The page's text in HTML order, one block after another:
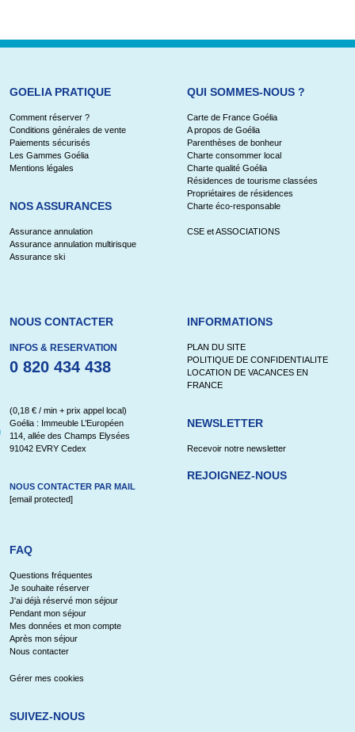
GOELIA PRATIQUE
Comment réserver ?
Conditions générales de vente
Paiements sécurisés
Les Gammes Goélia
Mentions légales
NOS ASSURANCES
Assurance annulation
Assurance annulation multirisque
Assurance ski
QUI SOMMES-NOUS ?
Carte de France Goélia
A propos de Goélia
Parenthèses de bonheur
Charte consommer local
Charte qualité Goélia
Résidences de tourisme classées
Propriétaires de résidences
Charte éco-responsable
CSE et ASSOCIATIONS
NOUS CONTACTER
INFOS & RESERVATION
0 820 434 438
(0,18 € / min + prix appel local)
Goélia : Immeuble L’Européen
114, allée des Champs Elysées
91042 EVRY Cedex
NOUS CONTACTER PAR MAIL
[email protected]
INFORMATIONS
PLAN DU SITE
POLITIQUE DE CONFIDENTIALITE
LOCATION DE VACANCES EN
FRANCE
NEWSLETTER
Recevoir notre newsletter
REJOIGNEZ-NOUS
FAQ
Questions fréquentes
Je souhaite réserver
J'ai déjà réservé mon séjour
Pendant mon séjour
Mes données et mon compte
Après mon séjour
Nous contacter
Gérer mes cookies
SUIVEZ-NOUS